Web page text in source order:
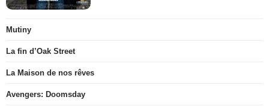
Mutiny
La fin d’Oak Street
La Maison de nos rêves
Avengers: Doomsday